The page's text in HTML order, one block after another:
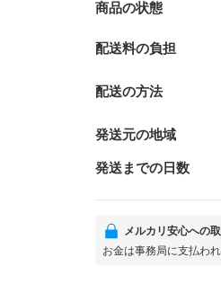
商品の状態
配送料の負担
配送の方法
発送元の地域
発送までの日数
メルカリ安心への
お金は事務局に支払わ